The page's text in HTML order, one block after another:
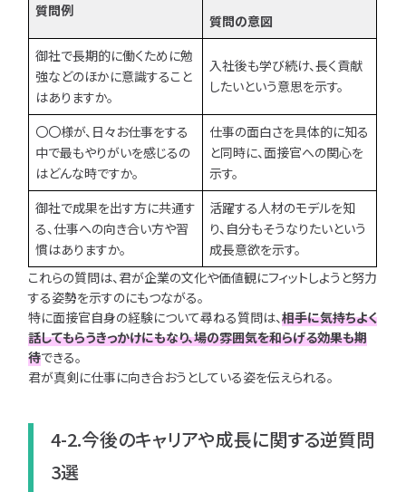
質問例
質問の意図
御社で長期的に働くために勉
強などのほかに意識すること
はありますか。
入社後も学び続け、長く貢献
したいという意思を示す。
〇〇様が、日々お仕事をする
中で最もやりがいを感じるの
はどんな時ですか。
仕事の面白さを具体的に知る
と同時に、面接官への関心を
示す。
御社で成果を出す方に共通す
る、仕事への向き合い方や習
慣はありますか。
活躍する人材のモデルを知
り、自分もそうなりたいという
成長意欲を示す。
これらの質問は、君が企業の文化や価値観にフィットしようと努力
する姿勢を示すのにもつながる。
特に面接官自身の経験について尋ねる質問は、相手に気持ちよく
話してもらうきっかけにもなり、場の雰囲気を和らげる効果も期
待できる。
君が真剣に仕事に向き合おうとしている姿を伝えられる。
4-2.今後のキャリアや成長に関する逆質問
3選